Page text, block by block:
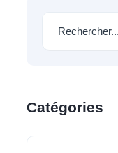
Catégories